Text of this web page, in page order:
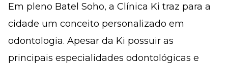
Em pleno Batel Soho, a Clínica Ki traz para a
cidade um conceito personalizado em
odontologia. Apesar da Ki possuir as
principais especialidades odontológicas e